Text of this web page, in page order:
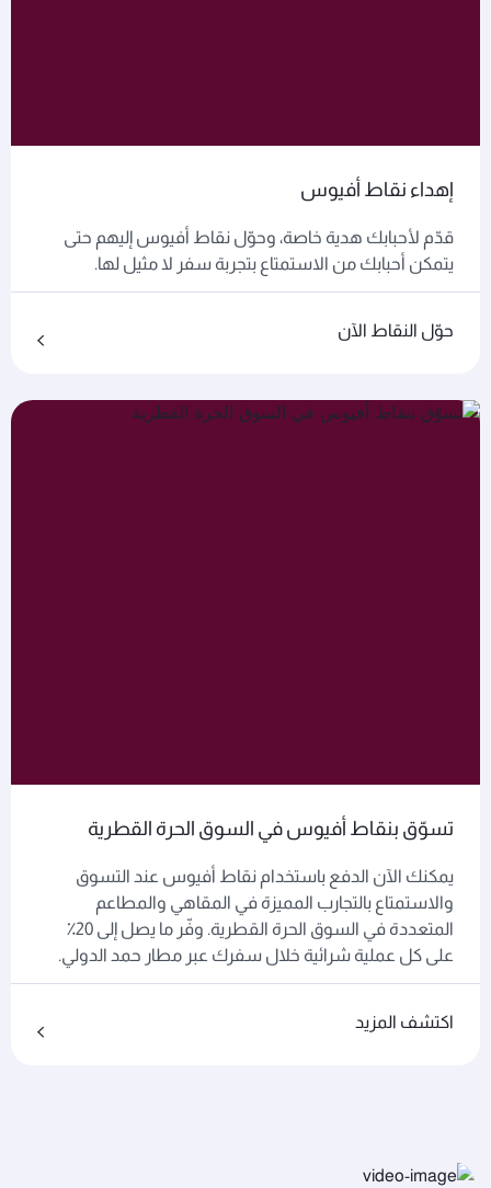
إهداء نقاط أفيوس
قدّم لأحبابك هدية خاصة، وحوّل نقاط أفيوس إليهم حتى
يتمكن أحبابك من الاستمتاع بتجربة سفر لا مثيل لها.
حوّل النقاط الآن
تسوّق بنقاط أفيوس في السوق الحرة القطرية
يمكنك الآن الدفع باستخدام نقاط أفيوس عند التسوق
والاستمتاع بالتجارب المميزة في المقاهي والمطاعم
المتعددة في السوق الحرة القطرية. وفّر ما يصل إلى 20٪
على كل عملية شرائية خلال سفرك عبر مطار حمد الدولي.
اكتشف المزيد